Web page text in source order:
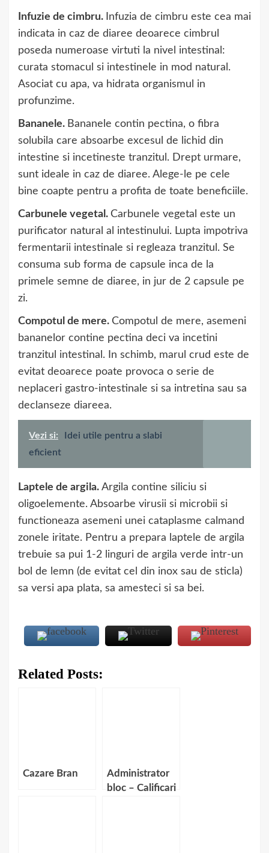
Infuzie de cimbru. Infuzia de cimbru este cea mai
indicata in caz de diaree deoarece cimbrul
poseda numeroase virtuti la nivel intestinal:
curata stomacul si intestinele in mod natural.
Asociat cu apa, va hidrata organismul in
profunzime.
Bananele. Bananele contin pectina, o fibra
solubila care absoarbe excesul de lichid din
intestine si incetineste tranzitul. Drept urmare,
sunt ideale in caz de diaree. Alege-le pe cele
bine coapte pentru a profita de toate beneficiile.
Carbunele vegetal. Carbunele vegetal este un
purificator natural al intestinului. Lupta impotriva
fermentarii intestinale si regleaza tranzitul. Se
consuma sub forma de capsule inca de la
primele semne de diaree, in jur de 2 capsule pe
zi.
Compotul de mere. Compotul de mere, asemeni
bananelor contine pectina deci va incetini
tranzitul intestinal. In schimb, marul crud este de
evitat deoarece poate provoca o serie de
neplaceri gastro-intestinale si sa intretina sau sa
declanseze diareea.
Vezi si:
Idei utile pentru a slabi
eficient
Laptele de argila. Argila contine siliciu si
oligoelemente. Absoarbe virusii si microbii si
functioneaza asemeni unei cataplasme calmand
zonele iritate. Pentru a prepara laptele de argila
trebuie sa pui 1-2 linguri de argila verde intr-un
bol de lemn (de evitat cel din inox sau de sticla)
sa versi apa plata, sa amesteci si sa bei.
Related Posts:
Cazare Bran
Administrator
bloc – Calificari